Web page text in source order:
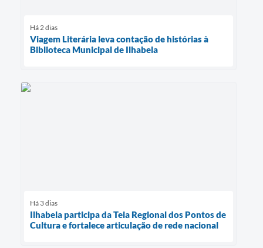
Há 2 dias
Viagem Literária leva contação de histórias à
Biblioteca Municipal de Ilhabela
Há 3 dias
Ilhabela participa da Teia Regional dos Pontos de
Cultura e fortalece articulação de rede nacional